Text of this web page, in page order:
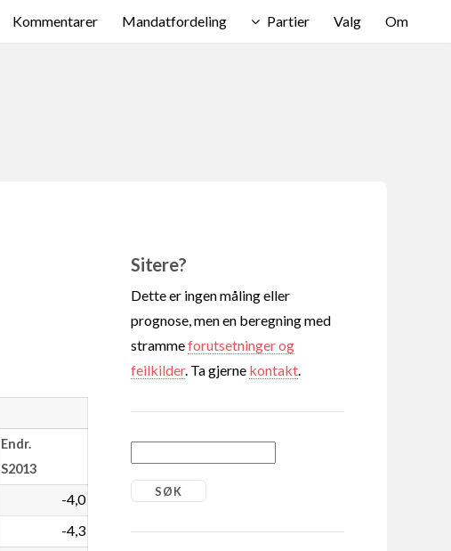
Kommentarer Mandatfordeling Partier Valg Om
Endr.
S2013
-4,0
-4,3
Sitere?
Dette er ingen måling eller
prognose, men en beregning med
strammeforutsetninger og
feilkilder. Ta gjerne kontakt